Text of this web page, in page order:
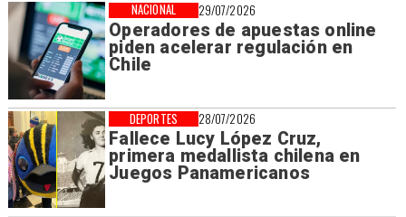
29/07/2026
Operadores de apuestas online
piden acelerar regulación en
Chile
NACIONAL
28/07/2026
Fallece Lucy López Cruz,
primera medallista chilena en
Juegos Panamericanos
DEPORTES